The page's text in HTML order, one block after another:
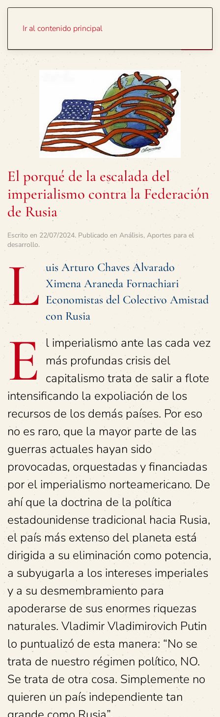
Ir al contenido principal
El porqué de la escalada del
imperialismo contra la Federación
de Rusia
Escrito en 22/07/2024. Publicado en Análisis, Aportes para el
desarrollo.
L uis Arturo Chaves Alvarado
Ximena Araneda Fornachiari
Economistas del Colectivo Amistad
con Rusia
E l imperialismo ante las cada vez
más profundas crisis del
capitalismo trata de salir a flote
intensificando la expoliación de los
recursos de los demás países. Por eso
no es raro, que la mayor parte de las
guerras actuales hayan sido
provocadas, orquestadas y financiadas
por el imperialismo norteamericano. De
ahí que la doctrina de la política
estadounidense tradicional hacia Rusia,
el país más extenso del planeta está
dirigida a su eliminación como potencia,
a subyugarla a los intereses imperiales
y a su desmembramiento para
apoderarse de sus enormes riquezas
naturales. Vladimir Vladimirovich Putin
lo puntualizó de esta manera: “No se
trata de nuestro régimen político, NO.
Se trata de otra cosa. Simplemente no
quieren un país independiente tan